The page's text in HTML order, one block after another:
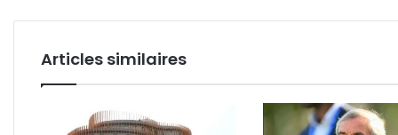
redevances
Articles similaires